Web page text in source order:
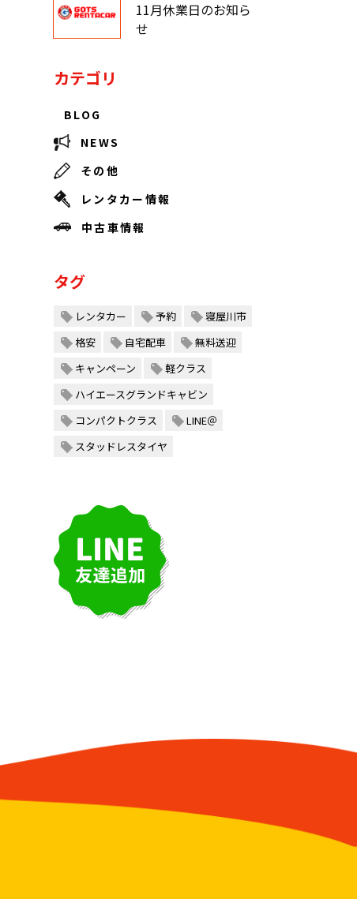
11月休業日のお知ら
せ
カテゴリ
BLOG
NEWS
その他
レンタカー情報
中古車情報
タグ
レンタカー 予約
寝屋川市
格安
自宅配車
無料送迎
キャンペーン
軽クラス
ハイエースグランドキャビン
コンパクトクラス
LINE＠
スタッドレスタイヤ